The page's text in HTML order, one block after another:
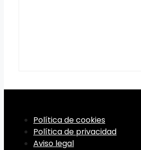
Política de cookies
Política de privacidad
Aviso legal